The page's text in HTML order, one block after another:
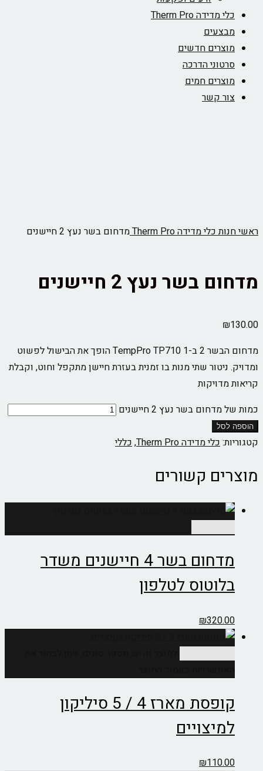
כלי מדידה Therm Pro
מבצעים
מוצרים חדשים
סרטוני הדרכה
מוצרים חמים
צור קשר
ראשיחנותכלי מדידה Therm Pro מדחום בשר נעץ 2 חיישנים
מדחום בשר נעץ 2 חיישנים
₪130.00
מדחום הבשר 2 ב-1 TempPro TP710 הופך את הבישול לפשוט
ומדויק. ניטור שתי מנות בו זמנית בעזרת חיישן מתקפל וחוט, וקבלת
קריאות מדויקות
כמות של מדחום בשר נעץ 2 חיישנים
הוספה לסל
קטגוריות: כלי מדידה Therm Pro , כללי
מוצרים קשורים
מדחום בשר 4 חיישנים משדר
בלוטוס לטלפון
₪320.00
קופסת מארז 4 / 5 סיליקון
למיצויים
₪110.00